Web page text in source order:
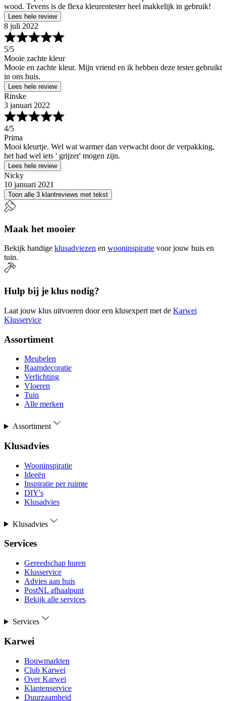
wood. Tevens is de flexa kleurentester heel makkelijk in gebruik!
Lees hele review
8 juli 2022
5/5
Mooie zachte kleur
Mooie en zachte kleur. Mijn vriend en ik hebben deze tester gebruikt
in ons huis.
Lees hele review
Rinske
3 januari 2022
4/5
Prima
Mooi kleurtje. Wel wat warmer dan verwacht door de verpakking,
het had wel iets ' grijzer' mogen zijn.
Lees hele review
Nicky
10 januari 2021
Toon alle 3 klantreviews met tekst
Maak het mooier
Bekijk handige klusadviezen en wooninspiratie voor jouw huis en
tuin.
Hulp bij je klus nodig?
Laat jouw klus uitvoeren door een klusexpert met de Karwei
Klusservice
Assortiment
Meubelen
Raamdecoratie
Verlichting
Vloeren
Tuin
Alle merken
Assortiment
Klusadvies
Wooninspiratie
Ideeën
Inspiratie per ruimte
DIY's
Klusadvies
Klusadvies
Services
Gereedschap huren
Klusservice
Advies aan huis
PostNL afhaalpunt
Bekijk alle services
Services
Karwei
Bouwmarkten
Club Karwei
Over Karwei
Klantenservice
Duurzaamheid